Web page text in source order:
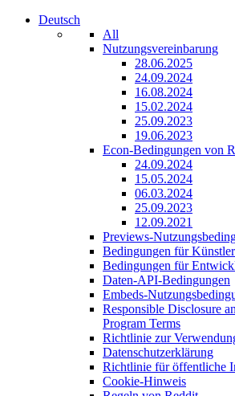
Deutsch
All
Nutzungsvereinbarung
28.06.2025
24.09.2024
16.08.2024
15.02.2024
25.09.2023
19.06.2023
Econ-Bedingungen von
24.09.2024
15.05.2024
06.03.2024
25.09.2023
12.09.2021
Previews-
Bedingungen für
Bedingungen für
Daten-API-Bedingungen
Embeds-
Responsible Disclosure
Program Terms
Richtlinie zur
Datenschutzerklärung
Richtlinie für öffentliche
Cookie-Hinweis